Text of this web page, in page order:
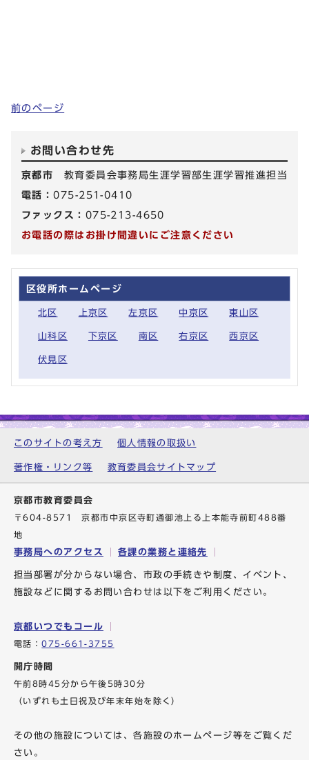
前のページ
お問い合わせ先
京都市 教育委員会事務局生涯学習部生涯学習推進担当
電話：075-251-0410
ファックス： 075-213-4650
お電話の際はお掛け間違いにご注意ください
区役所ホームページ
北区 上京区 左京区 中京区 東山区
山科区 下京区 南区 右京区 西京区
伏見区
このサイトの考え方 個人情報の取扱い
著作権・リンク等 教育委員会サイトマップ
京都市教育委員会
〒604-8571 京都市中京区寺町通御池上る上本能寺前町488番
地
事務局へのアクセス 各課の業務と連絡先
担当部署が分からない場合、市政の手続きや制度、イベント、
施設などに関するお問い合わせは以下をご利用ください。
京都いつでもコール
電話：075-661-3755
開庁時間
午前8時45分から午後5時30分
（いずれも土日祝及び年末年始を除く）
その他の施設については、各施設のホームページ等をご覧くだ
さい。